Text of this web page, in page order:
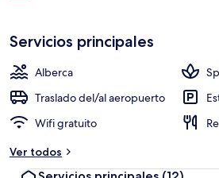
Servicios principales
Alberca
Traslado del/al aeropuerto
Wifi gratuito
Ver todos